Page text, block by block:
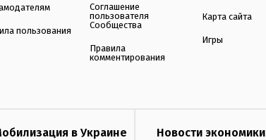
пользования
Соглашение
пользователя
Сообщества
Правила
комментирования
Карта сайта
Игры
в Украине Новости экономики